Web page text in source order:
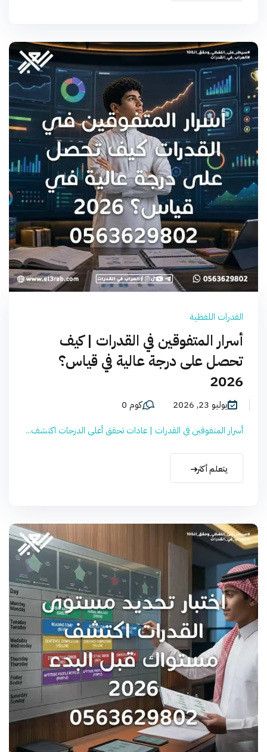
القدرات اللفظية
أسرار المتفوقين في القدرات | كيف
تحصل على درجة عالية في قياس؟
2026
يوليو 23, 2026
كوم 0
أسرار المتفوقين في القدرات | عادات تحقق أعلى الدرجات اكتشف...
يتعلم أكثر